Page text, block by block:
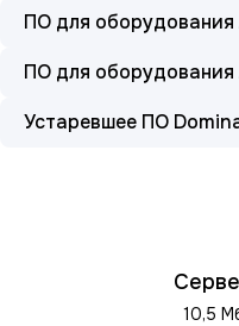
ПО для
ПО для
Устаревшее ПО
10,5